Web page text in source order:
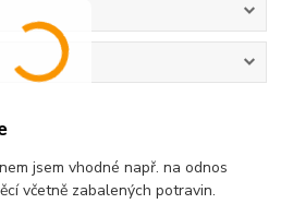
jsem vhodné např. na odnos
včetně zabalených potravin.